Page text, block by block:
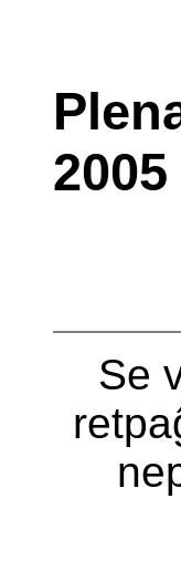
2005
Se